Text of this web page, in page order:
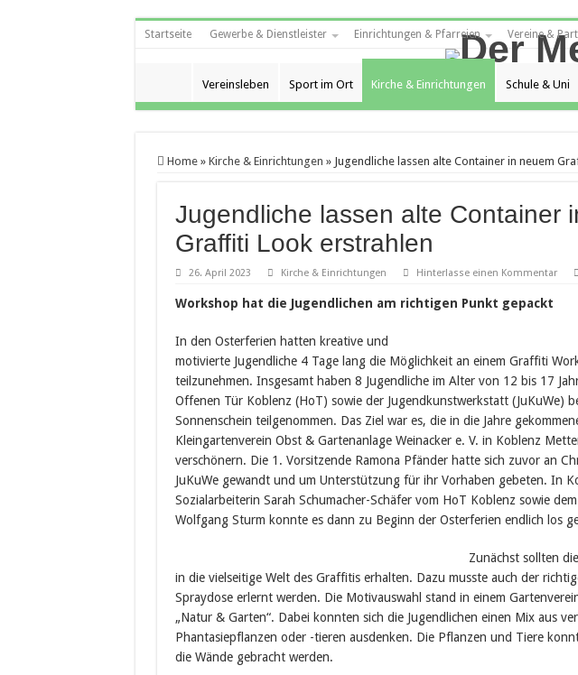
Startseite Gewerbe & Dienstleister Einrichtungen & Pfarreien Vereine &
Vereinsleben Sport im Ort Kirche & Einrichtungen Schule & Uni
Home » Kirche & Einrichtungen » Jugendliche lassen alte Container in neuem
Jugendliche lassen alte Container
Graffiti Look erstrahlen
26. April 2023 Kirche & Einrichtungen Hinterlasse einen Kommentar
Workshop hat die Jugendlichen am richtigen Punkt gepackt
In den Osterferien hatten kreative und
motivierte Jugendliche 4 Tage lang die Möglichkeit an einem Graffiti
teilzunehmen. Insgesamt haben 8 Jugendliche im Alter von 12 bis 17
Offenen Tür Koblenz (HoT) sowie der Jugendkunstwerkstatt (JuKuWe)
Sonnenschein teilgenommen. Das Ziel war es, die in die Jahre
Kleingartenverein Obst & Gartenanlage Weinacker e. V. in Koblenz
verschönern. Die 1. Vorsitzende Ramona Pfänder hatte sich zuvor an
JuKuWe gewandt und um Unterstützung für ihr Vorhaben gebeten. In
Sozialarbeiterin Sarah Schumacher-Schäfer vom HoT Koblenz sowie
Wolfgang Sturm konnte es dann zu Beginn der Osterferien endlich los
Zunächst sollten
in die vielseitige Welt des Graffitis erhalten. Dazu musste auch der
Spraydose erlernt werden. Die Motivauswahl stand in einem
„Natur & Garten“. Dabei konnten sich die Jugendlichen einen Mix aus
Phantasiepflanzen oder -tieren ausdenken. Die Pflanzen und Tiere
die Wände gebracht werden.